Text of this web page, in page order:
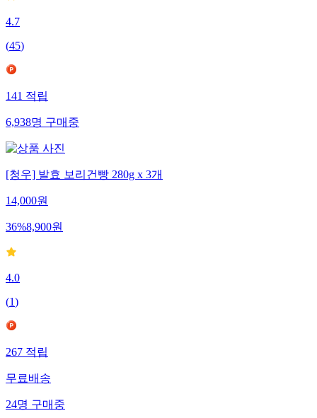
4.7
(45)
141적립
6,938명구매중
[청우] 발효 보리건빵 280g x 3개
14,000원
36%8,900원
4.0
(1)
267적립
무료배송
24명구매중